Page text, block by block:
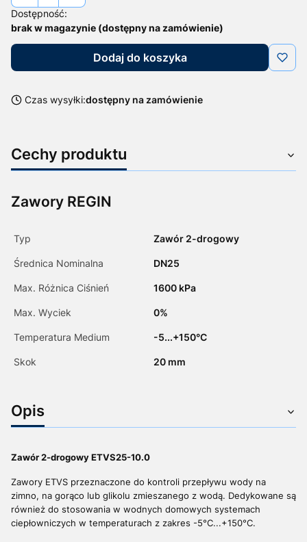
Dostępność:
brak w magazynie (dostępny na zamówienie)
Dodaj do koszyka
Czas wysyłki:dostępny na zamówienie
Cechy produktu
Zawory REGIN
Typ Zawór 2-drogowy
Średnica Nominalna DN25
Max. Różnica Ciśnień 1600 kPa
Max. Wyciek 0%
Temperatura Medium -5...+150°C
Skok 20 mm
Opis
Zawór 2-drogowy ETVS25-10.0
Zawory ETVS przeznaczone do kontroli przepływu wody na
zimno, na gorąco lub glikolu zmieszanego z wodą. Dedykowane są
również do stosowania w wodnych domowych systemach
ciepłowniczych w temperaturach z zakres -5°C...+150°C.